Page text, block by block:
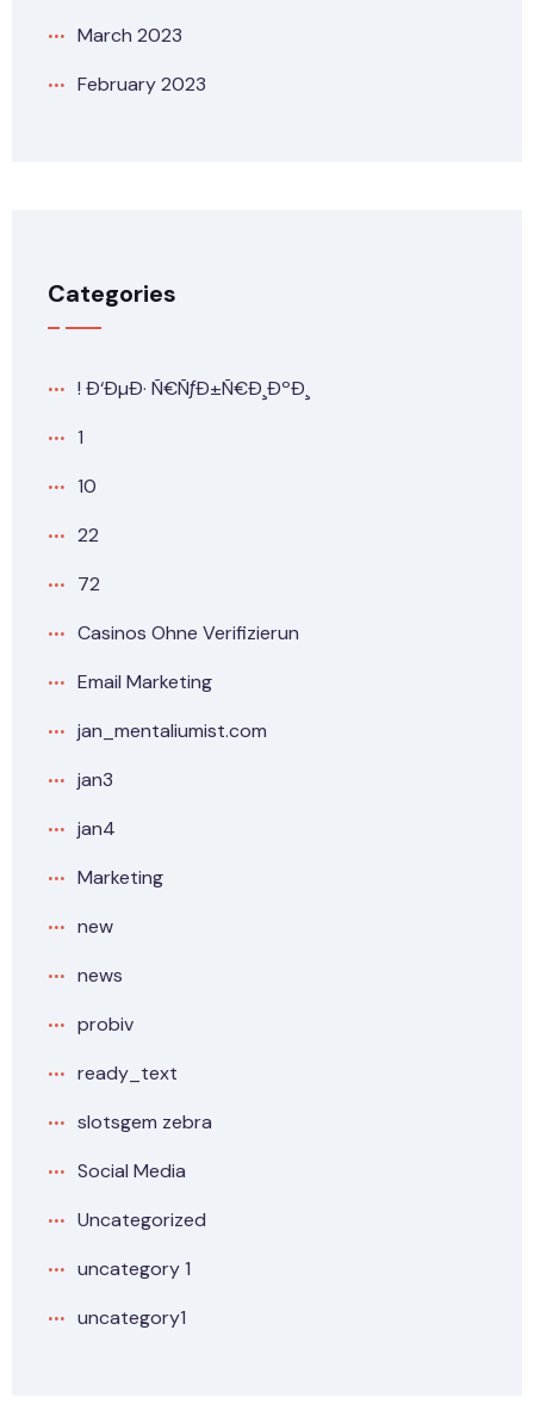
March 2023
February 2023
Categories
! Ð‘ÐµÐ· Ñ€ÑƒÐ±Ñ€Ð¸ÐºÐ¸
1
10
22
72
Casinos Ohne Verifizierun
Email Marketing
jan_mentaliumist.com
jan3
jan4
Marketing
new
news
probiv
ready_text
slotsgem zebra
Social Media
Uncategorized
uncategory 1
uncategory1